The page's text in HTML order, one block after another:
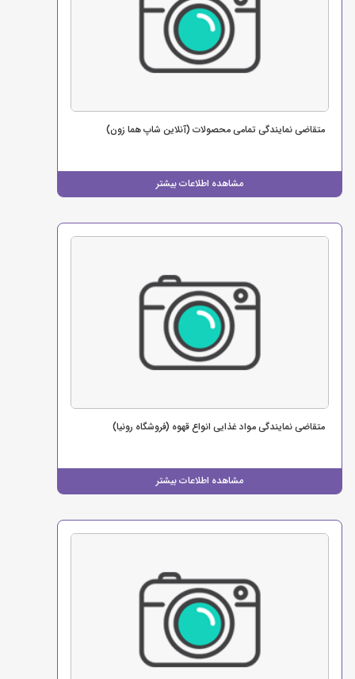
مشاهده اطلاعات بیشتر
متقاضی نمایندگی تمامی محصولات (آنلاین شاپ هما زون)
مشاهده اطلاعات بیشتر
متقاضی نمایندگی مواد غذایی انواع قهوه (فروشگاه رونیا)